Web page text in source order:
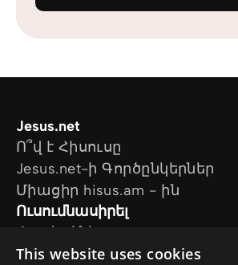
Jesus.net
Ո՞վ է Հիսուսը
Jesus.net-ի Գործընկերներ
Միացիր hisus.am - ին
Ուսումնասիրել
Հոդվածներ
Տեսանյութեր
This website uses cookies